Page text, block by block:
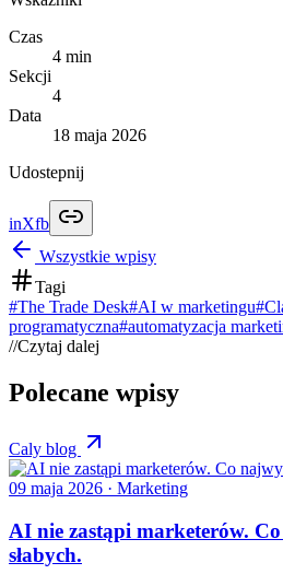
Czas
4 min
Sekcji
4
Data
18 maja 2026
Udostepnij
inXfb
Wszystkie wpisy
Tagi
#The Trade Desk#AI w marketingu#
programatyczna#automatyzacja
//Czytaj dalej
Polecane wpisy
Caly blog
09 maja 2026 · Marketing
AI nie zastąpi marketerów.
słabych.